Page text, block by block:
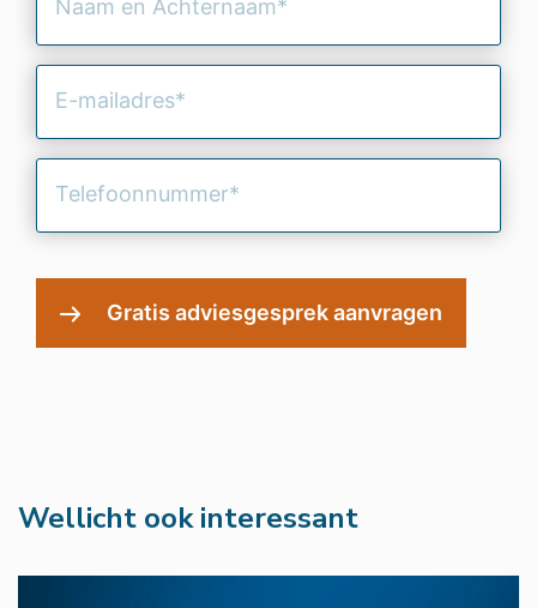
en
Achternaam
(Vereist)
mailadres
(Vereist)
(Vereist)
Wellicht ook interessant